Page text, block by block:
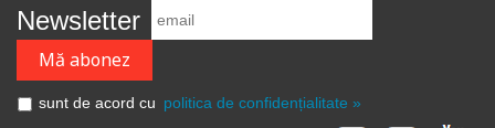
Newsletter
sunt de acord cu politica de confidențialitate »